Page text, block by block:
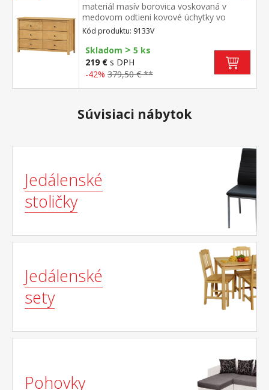
materiál masív borovica voskovaná v
medovom odtieni kovové úchytky vo
farebnom prevedení černená mosadz šesť
zásuviek s kovovými pojazdmi
Kód produktu: 9133V
Skladom > 5 ks
219 € s DPH
-42% 379,50 € **
Súvisiaci nábytok
Jedálenské
stoličky
Jedálenské
sety
Pohovky